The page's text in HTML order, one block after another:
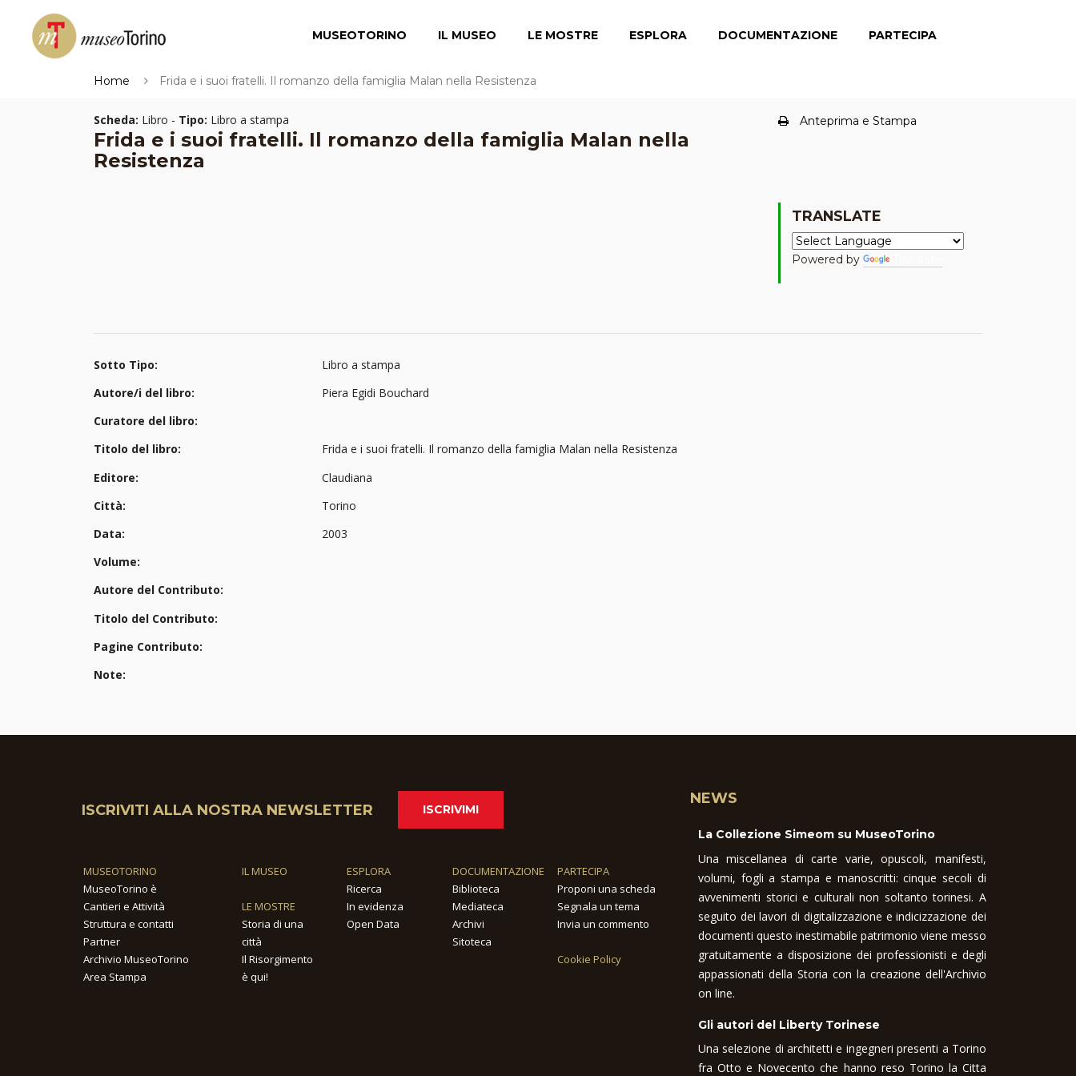
MUSEOTORINO IL MUSEO LE MOSTRE ESPLORA DOCUMENTAZIONE PARTECIPA
Home Frida e i suoi fratelli. Il romanzo della famiglia Malan nella Resistenza
Scheda: Libro - Tipo: Libro a stampa
Frida e i suoi fratelli. Il romanzo della famiglia Malan nella
Resistenza
Anteprima e Stampa
TRANSLATE
Powered by
Sotto Tipo:
Libro a stampa
Autore/i del libro:
Piera Egidi Bouchard
Curatore del libro:
Titolo del libro:
Frida e i suoi fratelli. Il romanzo della famiglia Malan nella Resistenza
Editore:
Claudiana
Città:
Torino
Data:
2003
Volume:
Autore del Contributo:
Titolo del Contributo:
Pagine Contributo:
Note:
ISCRIVITI ALLA NOSTRA NEWSLETTER ISCRIVIMI
MUSEOTORINO
MuseoTorino è
Cantieri e Attività
Struttura e contatti
Partner
Archivio MuseoTorino
Area Stampa
IL MUSEO
LE MOSTRE
Storia di una
città
Il Risorgimento
è qui!
ESPLORA
Ricerca
In evidenza
Open Data
DOCUMENTAZIONE
Biblioteca
Mediateca
Archivi
Sitoteca
PARTECIPA
Proponi una scheda
Segnala un tema
Invia un commento
Cookie Policy
NEWS
La Collezione Simeom su MuseoTorino
Una miscellanea di carte varie, opuscoli, manifesti,
volumi, fogli a stampa e manoscritti: cinque secoli di
avvenimenti storici e culturali non soltanto torinesi. A
seguito dei lavori di digitalizzazione e indicizzazione dei
documenti questo inestimabile patrimonio viene messo
gratuitamente a disposizione dei professionisti e degli
appassionati della Storia con la creazione dell'Archivio
on line.
Gli autori del Liberty Torinese
Una selezione di architetti e ingegneri presenti a Torino
fra Otto e Novecento che hanno reso Torino la Citta